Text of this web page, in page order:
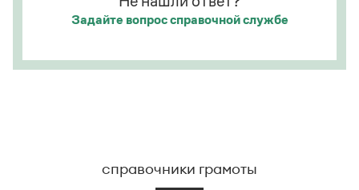
Задайте вопроссправочной службе
справочники грамоты